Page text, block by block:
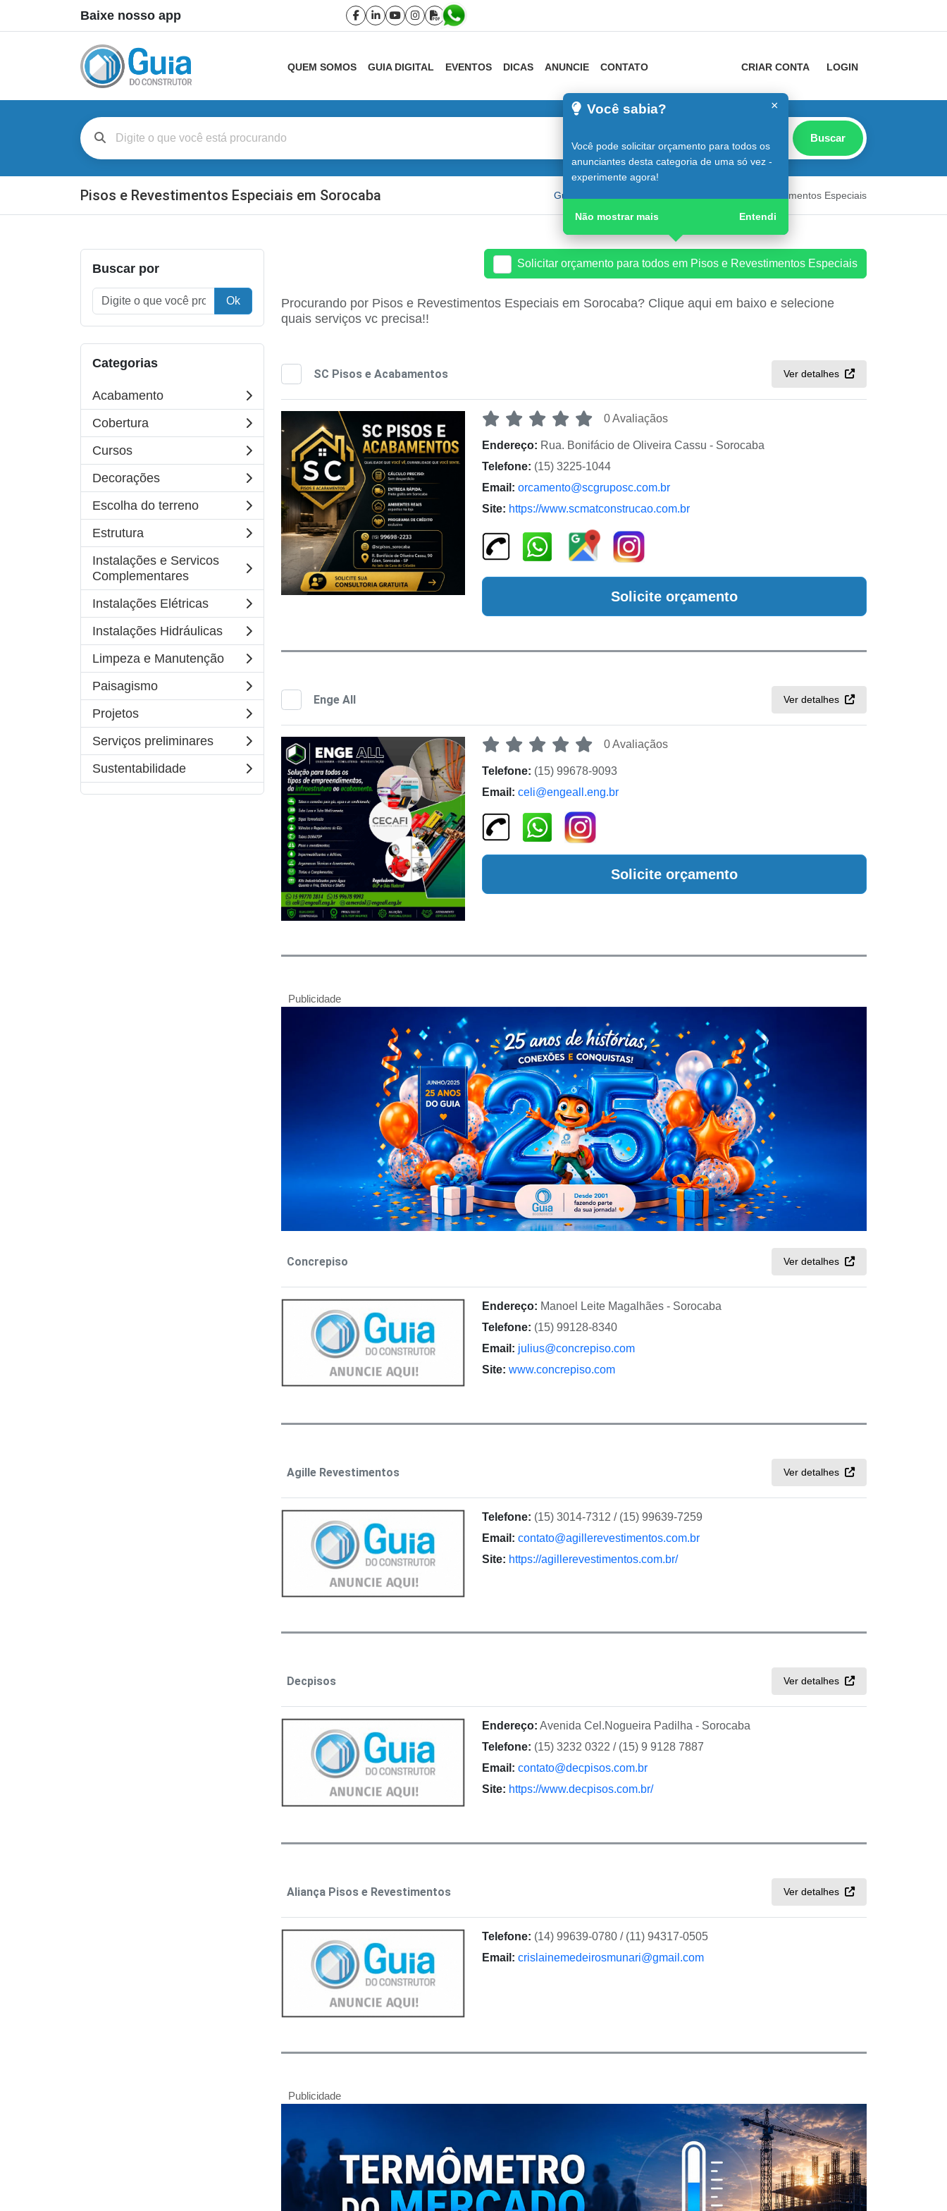
Baixe nosso app
QUEM SOMOS GUIA DIGITAL EVENTOS DICAS ANUNCIE CONTATO CRIAR CONTA LOGIN
Buscar
Pisos e Revestimentos Especiais em Sorocaba Guia do Construtor Pisos e Revestimentos Especiais
Buscar por
Ok
Categorias
Acabamento
Cobertura
Cursos
Decorações
Escolha do terreno
Estrutura
Instalações e Servicos
Complementares
Instalações Elétricas
Instalações Hidráulicas
Limpeza e Manutenção
Paisagismo
Projetos
Serviços preliminares
Sustentabilidade
Solicitar orçamento para todos em Pisos e Revestimentos Especiais
×
Você sabia?
Você pode solicitar orçamento para todos os
anunciantes desta categoria de uma só vez -
experimente agora!
Não mostrar mais Entendi
Procurando por Pisos e Revestimentos Especiais em Sorocaba? Clique aqui em baixo e selecione
quais serviços vc precisa!!
SC Pisos e Acabamentos Ver detalhes
0 Avaliaçãos
Endereço: Rua. Bonifácio de Oliveira Cassu - Sorocaba
Telefone: (15) 3225-1044
Email: orcamento@scgruposc.com.br
Site: https://www.scmatconstrucao.com.br
Solicite orçamento
Enge All Ver detalhes
0 Avaliaçãos
Telefone: (15) 99678-9093
Email: celi@engeall.eng.br
Solicite orçamento
Publicidade
Concrepiso Ver detalhes
Endereço: Manoel Leite Magalhães - Sorocaba
Telefone: (15) 99128-8340
Email: julius@concrepiso.com
Site: www.concrepiso.com
Agille Revestimentos Ver detalhes
Telefone: (15) 3014-7312 / (15) 99639-7259
Email: contato@agillerevestimentos.com.br
Site: https://agillerevestimentos.com.br/
Decpisos Ver detalhes
Endereço: Avenida Cel.Nogueira Padilha - Sorocaba
Telefone: (15) 3232 0322 / (15) 9 9128 7887
Email: contato@decpisos.com.br
Site: https://www.decpisos.com.br/
Aliança Pisos e Revestimentos Ver detalhes
Telefone: (14) 99639-0780 / (11) 94317-0505
Email: crislainemedeirosmunari@gmail.com
Publicidade